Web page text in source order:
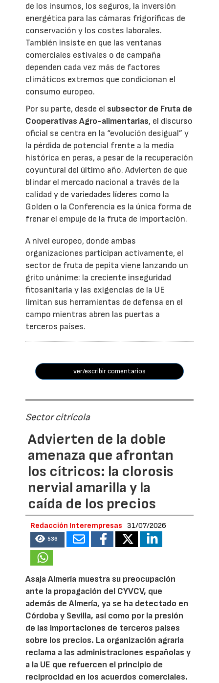
de los insumos, los seguros, la inversión
energética para las cámaras frigoríficas de
conservación y los costes laborales.
También insiste en que las ventanas
comerciales estivales o de campaña
dependen cada vez más de factores
climáticos extremos que condicionan el
consumo europeo.
Por su parte, desde el subsector de Fruta de
Cooperativas Agro-alimentarias, el discurso
oficial se centra en la “evolución desigual” y
la pérdida de potencial frente a la media
histórica en peras, a pesar de la recuperación
coyuntural del último año. Advierten de que
blindar el mercado nacional a través de la
calidad y de variedades líderes como la
Golden o la Conferencia es la única forma de
frenar el empuje de la fruta de importación.
A nivel europeo, donde ambas
organizaciones participan activamente, el
sector de fruta de pepita viene lanzando un
grito unánime: la creciente inseguridad
fitosanitaria y las exigencias de la UE
limitan sus herramientas de defensa en el
campo mientras abren las puertas a
terceros países.
ver/escribir comentarios
Sector citrícola
Advierten de la doble
amenaza que afrontan
los cítricos: la clorosis
nervial amarilla y la
caída de los precios
Redacción Interempresas 31/07/2026
536
Asaja Almería muestra su preocupación
ante la propagación del CYVCV, que
además de Almería, ya se ha detectado en
Córdoba y Sevilla, así como por la presión
de las importaciones de terceros países
sobre los precios. La organización agraria
reclama a las administraciones españolas y
a la UE que refuercen el principio de
reciprocidad en los acuerdos comerciales.